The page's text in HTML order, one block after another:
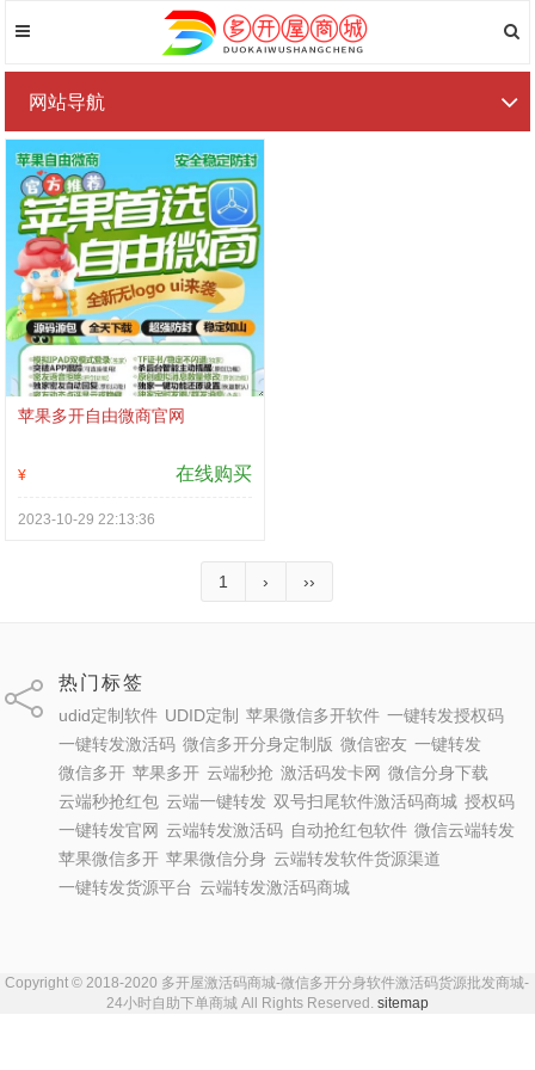
网站导航
苹果多开自由微商官网
¥ 在线购买
2023-10-29 22:13:36
1 › ››
热门标签
udid定制软件 UDID定制 苹果微信多开软件 一键转发授权码
一键转发激活码 微信多开分身定制版 微信密友 一键转发
微信多开 苹果多开 云端秒抢 激活码发卡网 微信分身下载
云端秒抢红包 云端一键转发 双号扫尾软件激活码商城 授权码
一键转发官网 云端转发激活码 自动抢红包软件 微信云端转发
苹果微信多开 苹果微信分身 云端转发软件货源渠道
一键转发货源平台 云端转发激活码商城
Copyright © 2018-2020 多开屋激活码商城-微信多开分身软件激活码货源批发商城-
24小时自助下单商城 All Rights Reserved. sitemap